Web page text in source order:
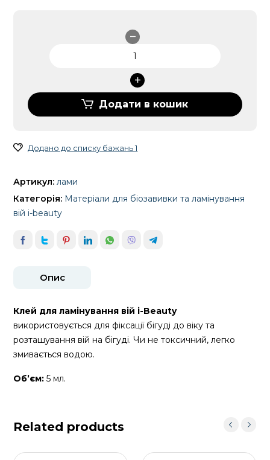
вій
Beauty
Додати в кошик
Додано до списку бажань 1
Артикул:лами
Категорія: Матеріали для біозавивки та ламінування
вій i-beauty
Опис
Клей для ламінування вій i-Beauty
використовується для фіксації бігуді до віку та
розташування вій на бігуді. Чи не токсичний, легко
змивається водою.
Об’єм: 5 мл.
Related products